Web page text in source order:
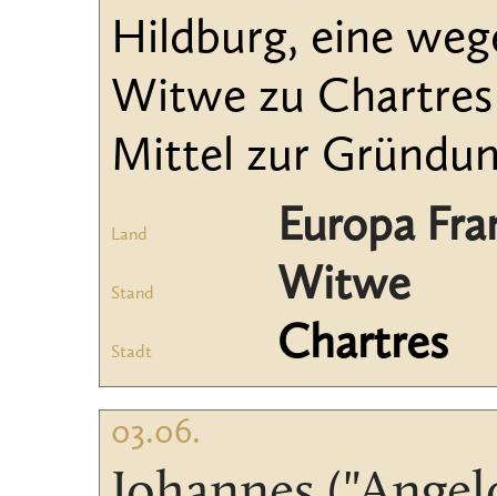
Hildburg, eine
Witwe zu Chartres
Mittel zur
Land Europa
Stand Witwe
Stadt Chartres
03.06.